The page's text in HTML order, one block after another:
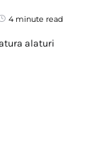
4 minute read
alaturi